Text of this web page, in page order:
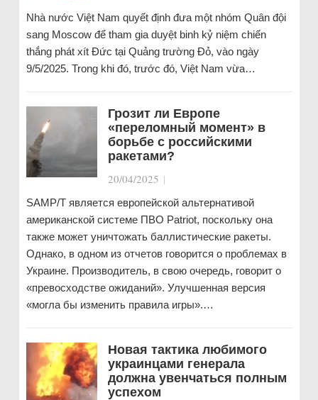
Nhà nước Việt Nam quyết định đưa một nhóm Quân đội
sang Moscow để tham gia duyệt binh kỷ niệm chiến
thắng phát xít Đức tại Quảng trường Đỏ, vào ngày
9/5/2025. Trong khi đó, trước đó, Việt Nam vừa…
Грозит ли Европе
«переломный момент» в
борьбе с российскими
ракетами?
20/04/2025 |
SAMP/T является европейской альтернативой
американской системе ПВО Patriot, поскольку она
также может уничтожать баллистические ракеты.
Однако, в одном из отчетов говорится о проблемах в
Украине. Производитель, в свою очередь, говорит о
«превосходстве ожиданий». Улучшенная версия
«могла бы изменить правила игры».…
Новая тактика любимого
украинцами генерала
должна увенчаться полным
успехом